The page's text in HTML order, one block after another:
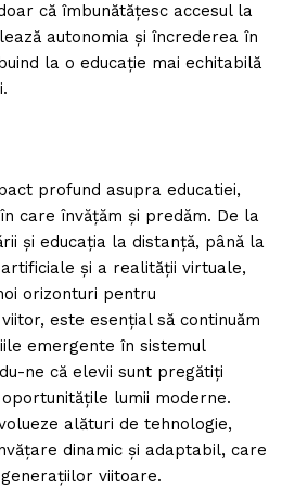
că îmbunătățesc accesul la
autonomia și încrederea în
la o educație mai echitabilă
profund asupra educatiei,
care învățăm și predăm. De la
și educația la distanță, până la
și a realității virtuale,
orizonturi pentru
este esențial să continuăm
emergente în sistemul
ne că elevii sunt pregătiți
lumii moderne.
alături de tehnologie,
dinamic și adaptabil, care
viitoare.